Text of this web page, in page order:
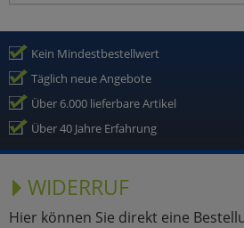
Kein Mindestbestellwert
Täglich neue Angebote
Über 6.000 lieferbare Artikel
Über 40 Jahre Erfahrung
WIDERRUF
Hier können Sie direkt eine